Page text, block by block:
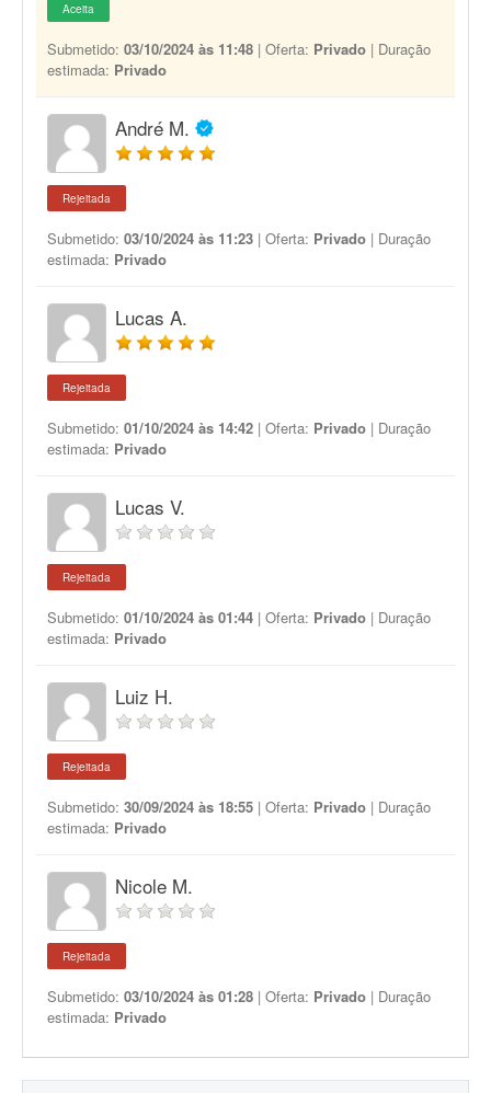
Aceita
Submetido: 03/10/2024 às 11:48 | Oferta: Privado | Duração
estimada: Privado
André M.
Rejeitada
Submetido: 03/10/2024 às 11:23 | Oferta: Privado | Duração
estimada: Privado
Lucas A.
Rejeitada
Submetido: 01/10/2024 às 14:42 | Oferta: Privado | Duração
estimada: Privado
Lucas V.
Rejeitada
Submetido: 01/10/2024 às 01:44 | Oferta: Privado | Duração
estimada: Privado
Luiz H.
Rejeitada
Submetido: 30/09/2024 às 18:55 | Oferta: Privado | Duração
estimada: Privado
Nicole M.
Rejeitada
Submetido: 03/10/2024 às 01:28 | Oferta: Privado | Duração
estimada: Privado